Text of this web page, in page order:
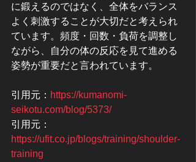
に鍛えるのではなく、全体をバランス
よく刺激することが大切だと考えられ
ています。頻度・回数・負荷を調整し
ながら、自分の体の反応を見て進める
姿勢が重要だと言われています。
引用元： https://kumanomi-
seikotu.com/blog/5373/
引用元：
https://ufit.co.jp/blogs/training/shoulder-
training